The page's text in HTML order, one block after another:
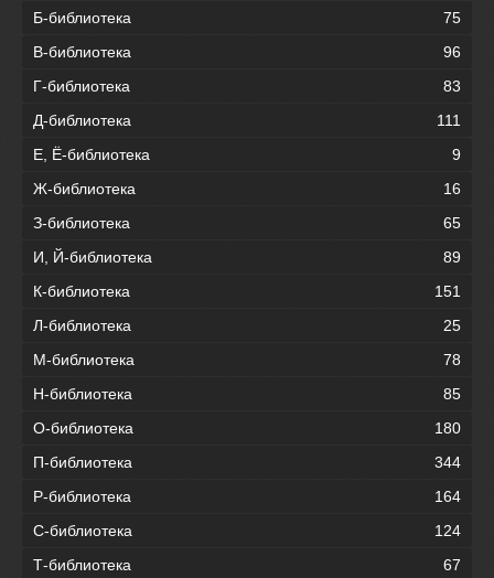
Б-библиотека
75
В-библиотека
96
Г-библиотека
83
Д-библиотека
111
Е, Ё-библиотека
9
Ж-библиотека
16
З-библиотека
65
И, Й-библиотека
89
К-библиотека
151
Л-библиотека
25
М-библиотека
78
Н-библиотека
85
О-библиотека
180
П-библиотека
344
Р-библиотека
164
С-библиотека
124
Т-библиотека
67